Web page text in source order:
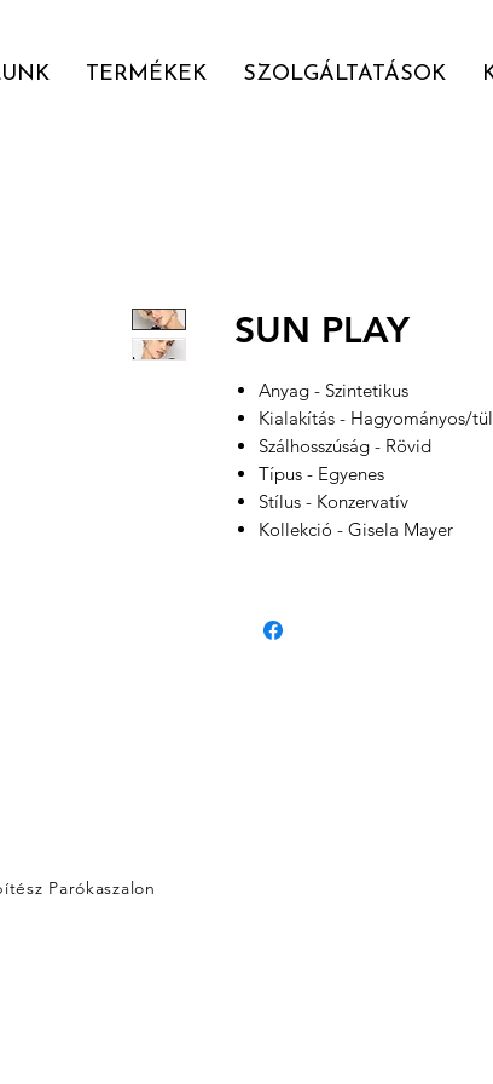
TERMÉKEK SZOLGÁLTATÁSOK
SUN PLAY
Anyag - Szintetikus
Kialakítás - Hagyományos/
Szálhosszúság - Rövid
Típus - Egyenes
Stílus - Konzervatív
Kollekció - Gisela Mayer
Parókaszalon